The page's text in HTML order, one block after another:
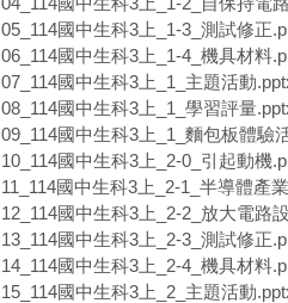
05_114國中生科3上_1-3_測試修正
06_114國中生科3上_1-4_機具材料
07_114國中生科3上_1_主題活動
08_114國中生科3上_1_學習評量
09_114國中生科3上_1_麵包板體驗
10_114國中生科3上_2-0_引起動機
11_114國中生科3上_2-1_半導體產
12_114國中生科3上_2-2_放大電路
13_114國中生科3上_2-3_測試修正
14_114國中生科3上_2-4_機具材料
15_114國中生科3上_2_主題活動